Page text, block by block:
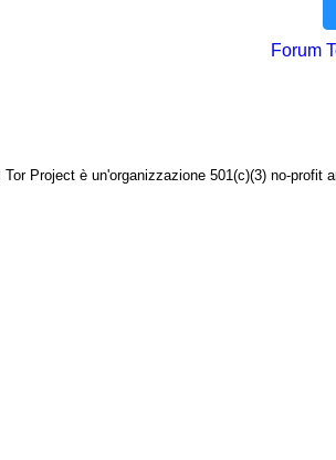
Forum
Il Tor Project è un'organizzazione 501(c)(3) no-